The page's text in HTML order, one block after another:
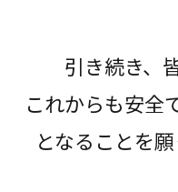
引き続き、
これからも安全
となることを